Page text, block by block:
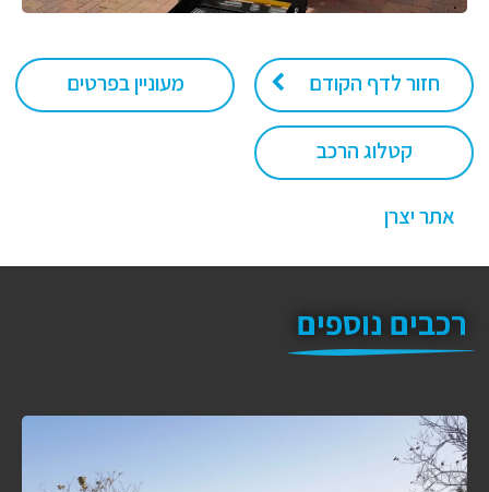
חזור לדף הקודם מעוניין בפרטים
קטלוג הרכב
אתר יצרן
רכבים נוספים